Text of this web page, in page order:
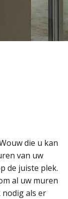
die u kan
van uw
de juiste plek.
al uw muren
nodig als er